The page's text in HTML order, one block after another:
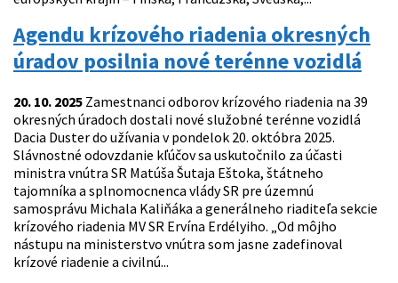
Agendu krízového riadenia okresných
úradov posilnia nové terénne vozidlá
20. 10. 2025 Zamestnanci odborov krízového riadenia na 39
okresných úradoch dostali nové služobné terénne vozidlá
Dacia Duster do užívania v pondelok 20. októbra 2025.
Slávnostné odovzdanie kľúčov sa uskutočnilo za účasti
ministra vnútra SR Matúša Šutaja Eštoka, štátneho
tajomníka a splnomocnenca vlády SR pre územnú
samosprávu Michala Kaliňáka a generálneho riaditeľa sekcie
krízového riadenia MV SR Ervína Erdélyiho. „Od môjho
nástupu na ministerstvo vnútra som jasne zadefinoval
krízové riadenie a civilnú...